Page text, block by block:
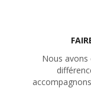
Nous avons